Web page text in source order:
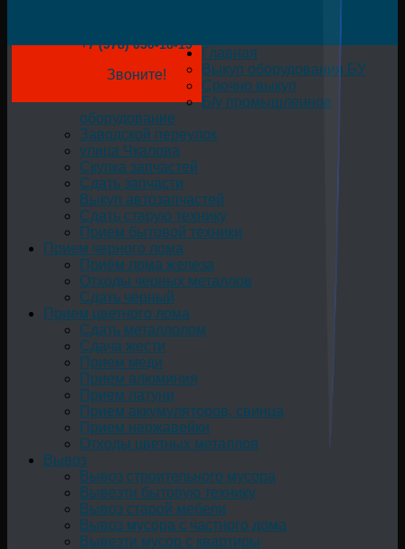
+7 (978) 050-18-19
Звоните!
Главная
Выкуп оборудования БУ
Срочно выкуп
Б/у промышленное
оборудование
Заводской переулок
улица Чкалова
Скупка запчастей
Сдать запчасти
Выкуп автозапчастей
Сдать старую технику
Прием бытовой техники
Прием черного лома
Приём лома железа
Отходы черных металлов
Сдать чёрный
Прием цветного лома
Сдать металлолом
Сдача жести
Прием меди
Прием алюминия
Прием латуни
Прием аккумуляторов, свинца
Прием нержавейки
Отходы цветных металлов
Вывоз
Вывоз строительного мусора
Вывезти бытовую технику
Вывоз старой мебели
Вывоз мусора с частного дома
Вывезти мусор с квартиры